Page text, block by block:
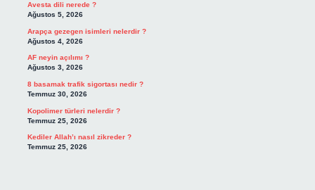
Avesta dili nerede ?
Ağustos 5, 2026
Arapça gezegen isimleri nelerdir ?
Ağustos 4, 2026
AF neyin açılımı ?
Ağustos 3, 2026
8 basamak trafik sigortası nedir ?
Temmuz 30, 2026
Kopolimer türleri nelerdir ?
Temmuz 25, 2026
Kediler Allah’ı nasıl zikreder ?
Temmuz 25, 2026